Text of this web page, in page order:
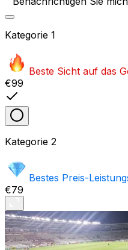
Kategorie 1
Beste Sicht auf das
€99
Kategorie 2
Bestes Preis-
€79